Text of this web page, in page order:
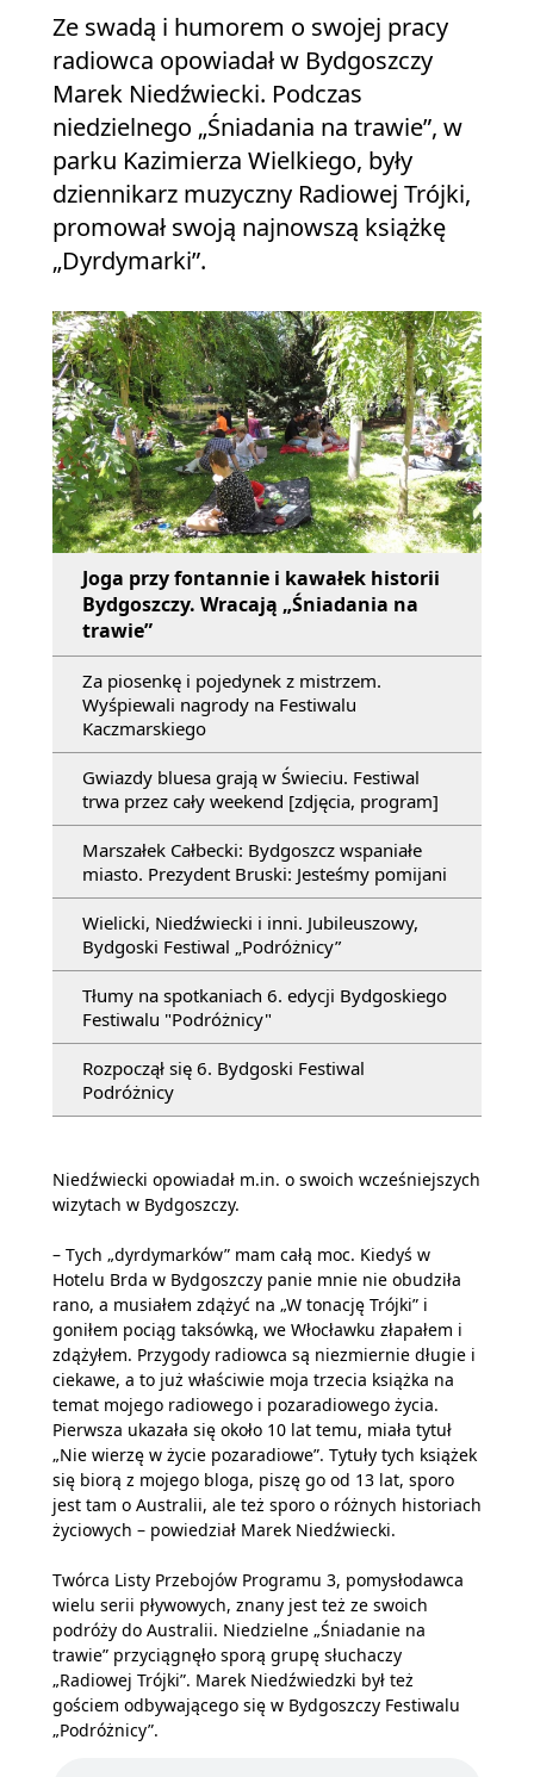
Ze swadą i humorem o swojej pracy
radiowca opowiadał w Bydgoszczy
Marek Niedźwiecki. Podczas
niedzielnego „Śniadania na trawie”, w
parku Kazimierza Wielkiego, były
dziennikarz muzyczny Radiowej Trójki,
promował swoją najnowszą książkę
„Dyrdymarki”.
Joga przy fontannie i kawałek historii
Bydgoszczy. Wracają „Śniadania na
trawie”
Za piosenkę i pojedynek z mistrzem.
Wyśpiewali nagrody na Festiwalu
Kaczmarskiego
Gwiazdy bluesa grają w Świeciu. Festiwal
trwa przez cały weekend [zdjęcia, program]
Marszałek Całbecki: Bydgoszcz wspaniałe
miasto. Prezydent Bruski: Jesteśmy pomijani
Wielicki, Niedźwiecki i inni. Jubileuszowy,
Bydgoski Festiwal „Podróżnicy”
Tłumy na spotkaniach 6. edycji Bydgoskiego
Festiwalu "Podróżnicy"
Rozpoczął się 6. Bydgoski Festiwal
Podróżnicy
Niedźwiecki opowiadał m.in. o swoich wcześniejszych
wizytach w Bydgoszczy.
– Tych „dyrdymarków” mam całą moc. Kiedyś w
Hotelu Brda w Bydgoszczy panie mnie nie obudziła
rano, a musiałem zdążyć na „W tonację Trójki” i
goniłem pociąg taksówką, we Włocławku złapałem i
zdążyłem. Przygody radiowca są niezmiernie długie i
ciekawe, a to już właściwie moja trzecia książka na
temat mojego radiowego i pozaradiowego życia.
Pierwsza ukazała się około 10 lat temu, miała tytuł
„Nie wierzę w życie pozaradiowe”. Tytuły tych książek
się biorą z mojego bloga, piszę go od 13 lat, sporo
jest tam o Australii, ale też sporo o różnych historiach
życiowych – powiedział Marek Niedźwiecki.
Twórca Listy Przebojów Programu 3, pomysłodawca
wielu serii pływowych, znany jest też ze swoich
podróży do Australii. Niedzielne „Śniadanie na
trawie” przyciągnęło sporą grupę słuchaczy
„Radiowej Trójki”. Marek Niedźwiedzki był też
gościem odbywającego się w Bydgoszczy Festiwalu
„Podróżnicy”.